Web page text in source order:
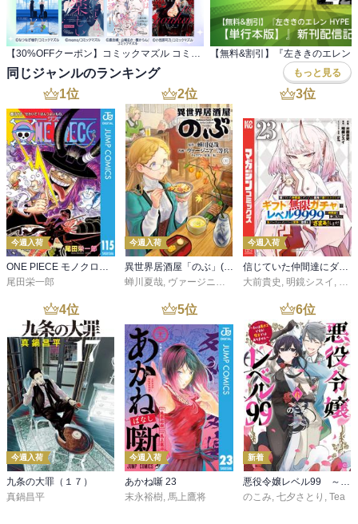
【30%OFFクーポン】コミックマズル コミックス版 全品対象 3日間限定！
同じジャンルのランキング もっと見る
1位
今週入荷
尾田栄一郎
2位
今週入荷
蝉川夏哉 ヴァージニア二等兵 ,転
3位
今週入荷
大前貴史 明鏡シスイ
4位
今週入荷
九条の大罪（１７）
真鍋昌平
5位
今週入荷
あかね噺 23
末永裕樹, 馬上鷹将
6位
新着
悪役令嬢レベル99 ～私は裏ボスですが魔王ではありません～ その６
のこみ, 七夕さとり , Tea